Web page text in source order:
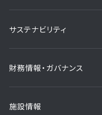
サステナビリティ
財務情報・ガバナンス
施設情報